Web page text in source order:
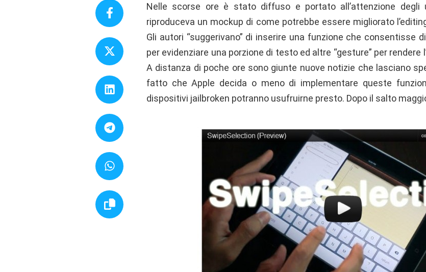
Nelle scorse ore è stato diffuso e portato all’attenzione degli
riproduceva un mockup di come potrebbe essere migliorato
Gli autori “suggerivano” di inserire una funzione che consentisse
per evidenziare una porzione di testo ed altre “gesture” per
A distanza di poche ore sono giunte nuove notizie che lasciano
fatto che Apple decida o meno di implementare queste
dispositivi jailbroken potranno usufruirne presto. Dopo il salto